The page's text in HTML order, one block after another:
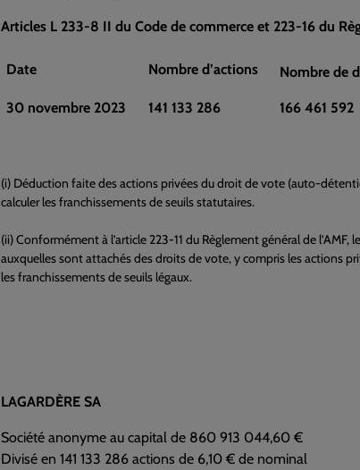
Articles L 233-8 II du Code de commerce et 223-16 du
Date Nombre d’actions Nombre de
30 novembre 2023 141 133 286 166 461 592
(i) Déduction faite des actions privées du droit de vote (auto-
calculer les franchissements de seuils statutaires.
(ii) Conformément à l’article 223-11 du Règlement général de
auxquelles sont attachés des droits de vote, y compris les actions
les franchissements de seuils légaux.
LAGARDÈRE SA
Société anonyme au capital de 860 913 044,60 €
Divisé en 141 133 286 actions de 6,10 € de nominal